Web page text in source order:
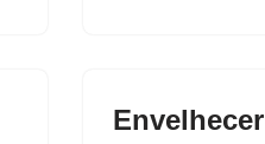
Envelhecer